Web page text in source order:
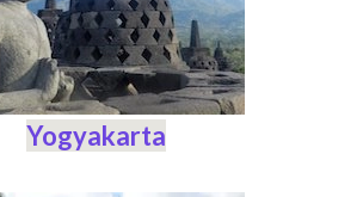
Yogyakarta